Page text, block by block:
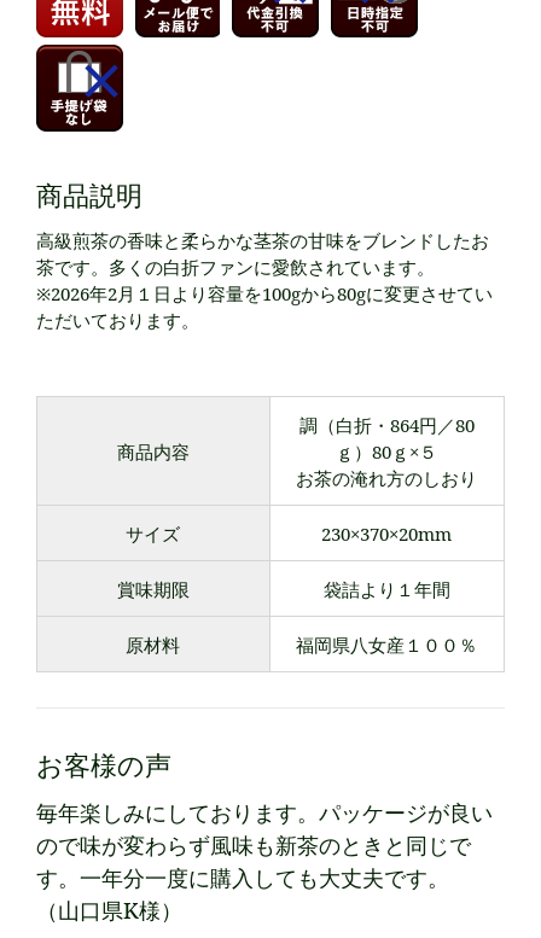
商品説明
高級煎茶の香味と柔らかな茎茶の甘味をブレンドしたお
茶です。多くの白折ファンに愛飲されています。
※2026年2月１日より容量を100gから80gに変更させてい
ただいております。
商品内容
調（白折・864円／80
ｇ）80ｇ×５
お茶の淹れ方のしおり
サイズ 230×370×20mm
賞味期限 袋詰より１年間
原材料 福岡県八女産１００％
お客様の声
毎年楽しみにしております。パッケージが良い
ので味が変わらず風味も新茶のときと同じで
す。一年分一度に購入しても大丈夫です。
（山口県K様）